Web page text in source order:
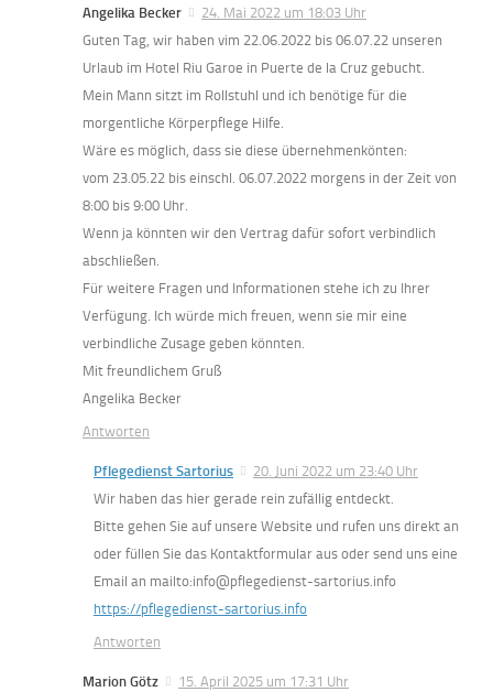
Angelika Becker
24. Mai 2022 um 18:03 Uhr
Guten Tag, wir haben vim 22.06.2022 bis 06.07.22 unseren
Urlaub im Hotel Riu Garoe in Puerte de la Cruz gebucht.
Mein Mann sitzt im Rollstuhl und ich benötige für die
morgentliche Körperpflege Hilfe.
Wäre es möglich, dass sie diese übernehmenkönten:
vom 23.05.22 bis einschl. 06.07.2022 morgens in der Zeit von
8:00 bis 9:00 Uhr.
Wenn ja könnten wir den Vertrag dafür sofort verbindlich
abschließen.
Für weitere Fragen und Informationen stehe ich zu Ihrer
Verfügung. Ich würde mich freuen, wenn sie mir eine
verbindliche Zusage geben könnten.
Mit freundlichem Gruß
Angelika Becker
Antworten
Pflegedienst Sartorius
20. Juni 2022 um 23:40 Uhr
Wir haben das hier gerade rein zufällig entdeckt.
Bitte gehen Sie auf unsere Website und rufen uns direkt an
oder füllen Sie das Kontaktformular aus oder send uns eine
Email an mailto:info@pflegedienst-sartorius.info
https://pflegedienst-sartorius.info
Antworten
Marion Götz
15. April 2025 um 17:31 Uhr